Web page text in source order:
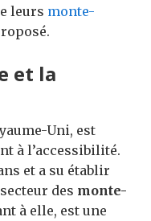
leurs monte-
et la
Uni, est
à l’accessibilité.
et a su établir
des monte-
à elle, est une